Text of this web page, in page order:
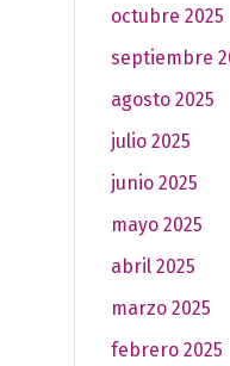
octubre 2025
septiembre
agosto 2025
julio 2025
junio 2025
mayo 2025
abril 2025
marzo 2025
febrero 2025